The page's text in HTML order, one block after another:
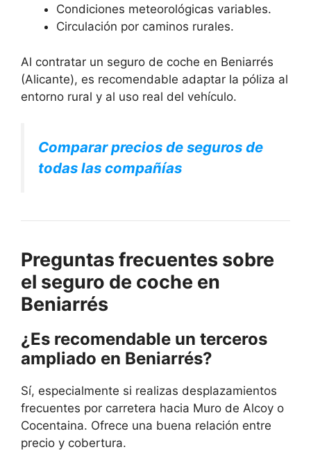
Condiciones meteorológicas variables.
Circulación por caminos rurales.
Al contratar un seguro de coche en Beniarrés
(Alicante), es recomendable adaptar la póliza al
entorno rural y al uso real del vehículo.
Comparar precios de seguros de
todas las compañías
Preguntas frecuentes sobre
el seguro de coche en
Beniarrés
¿Es recomendable un terceros
ampliado en Beniarrés?
Sí, especialmente si realizas desplazamientos
frecuentes por carretera hacia Muro de Alcoy o
Cocentaina. Ofrece una buena relación entre
precio y cobertura.